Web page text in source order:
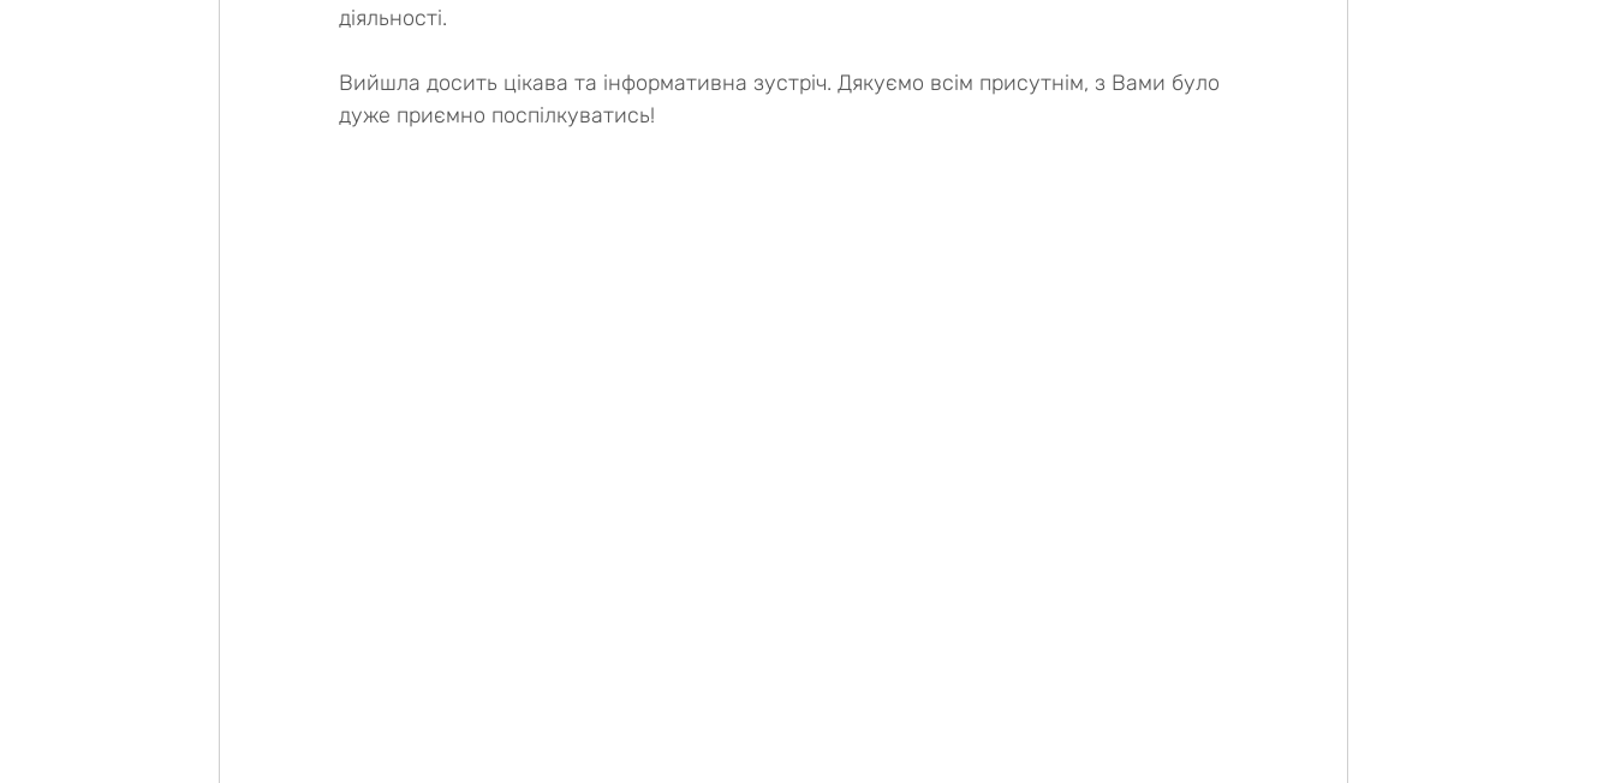
діяльності.
Вийшла досить цікава та інформативна зустріч. Дякуємо всім присутнім, з Вами було
дуже приємно поспілкуватись!